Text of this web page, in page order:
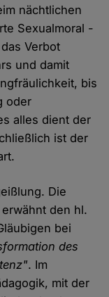
nächtlichen
Sexualmoral -
Verbot
und damit
bis
oder
alles dient der
ist der
Die
den hl.
bei
des
. Im
mit der